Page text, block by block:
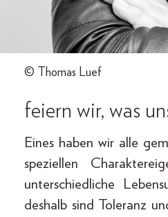
© Thomas Luef
feiern wir, was
Eines haben wir alle
speziellen
unterschiedliche
deshalb sind Toleranz